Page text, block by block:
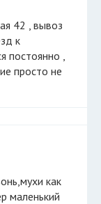
к
постоянно ,
просто не
маленький